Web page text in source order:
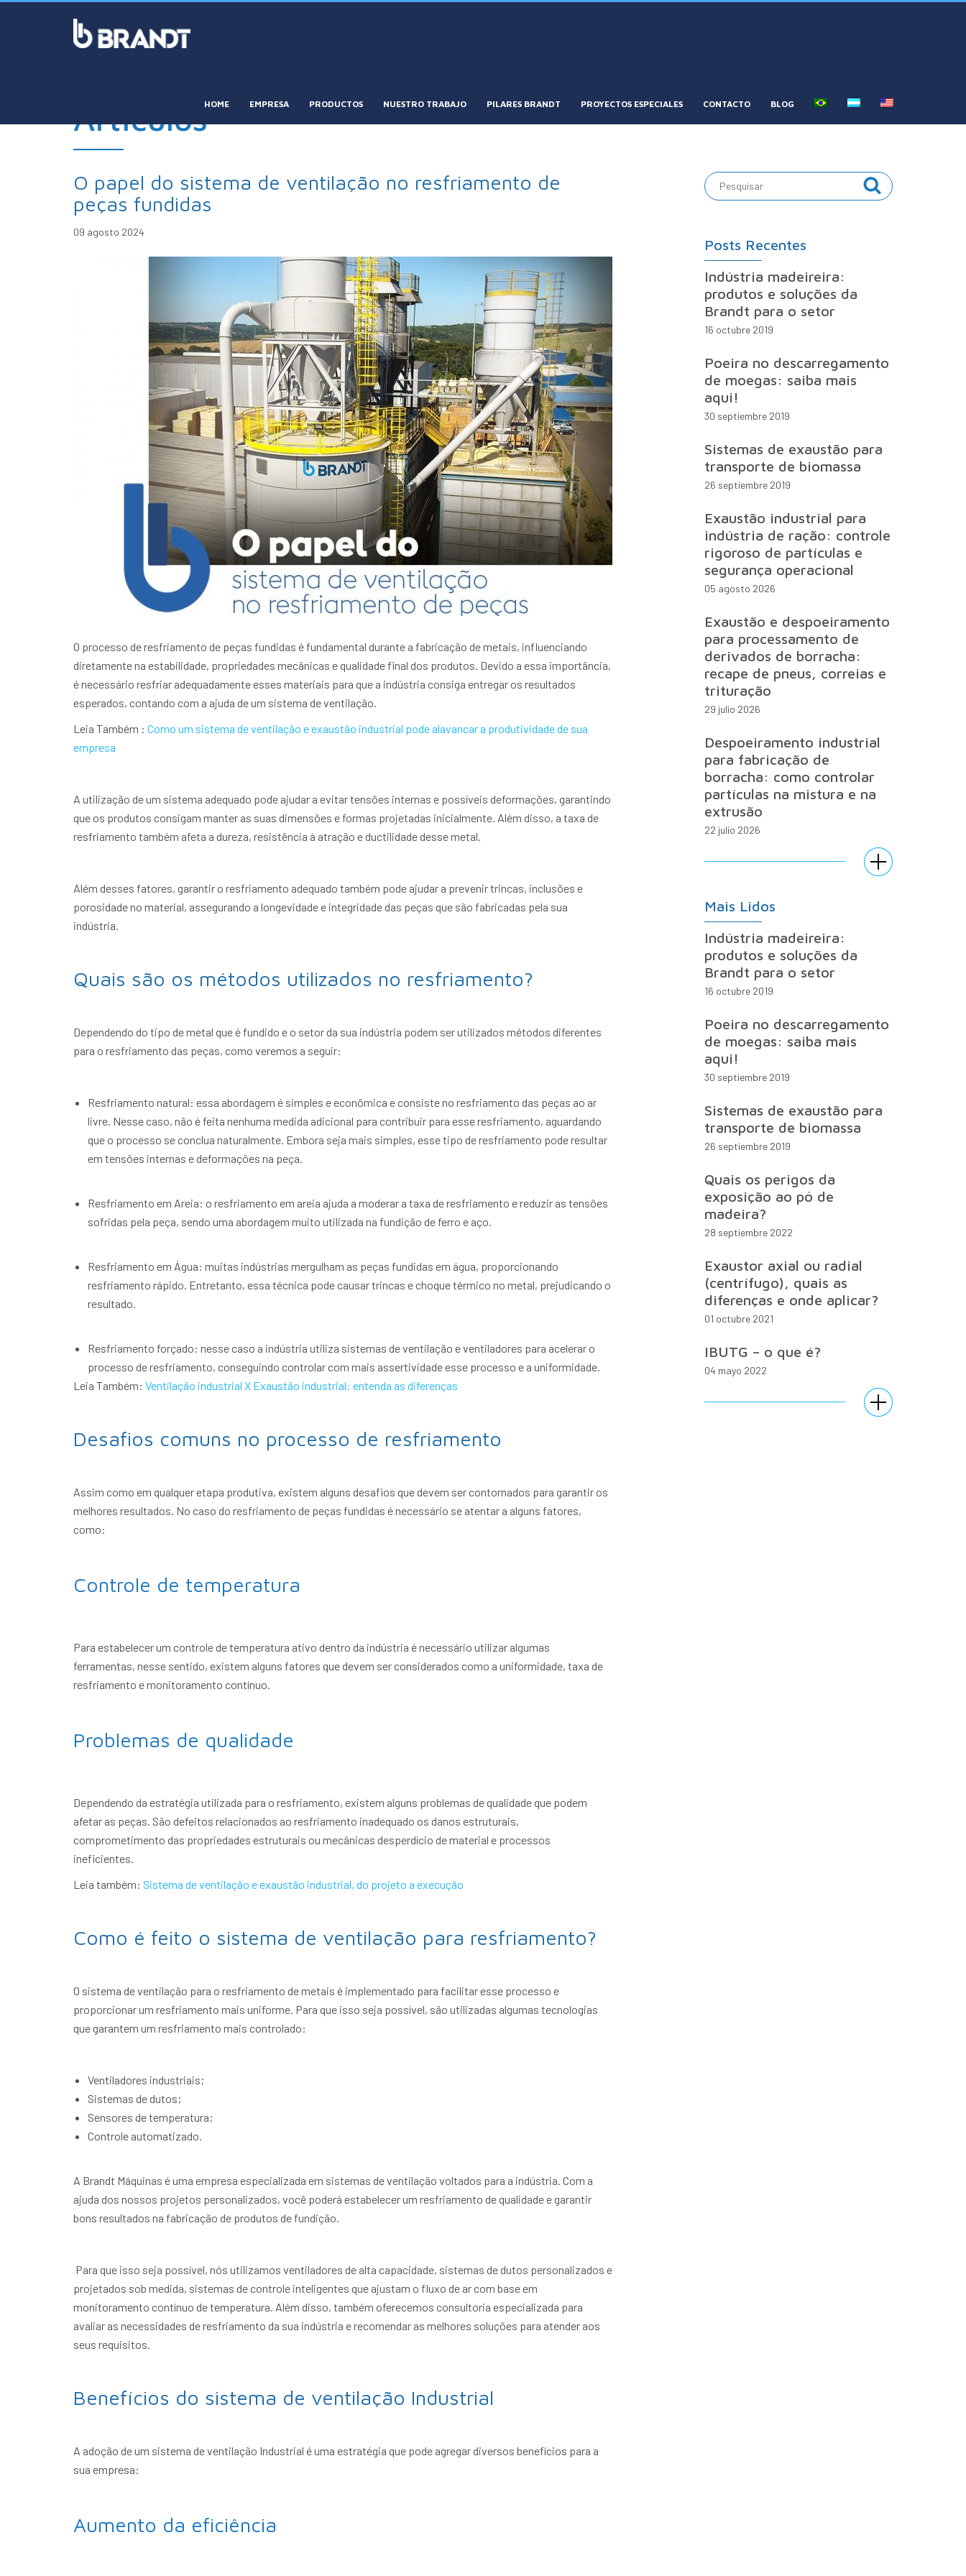
HOME EMPRESA PRODUCTOS NUESTRO TRABAJO PILARES BRANDT PROYECTOS ESPECIALES CONTACTO BLOG
Artículos
O papel do sistema de ventilação no resfriamento de
peças fundidas
09 agosto 2024
O processo de resfriamento de peças fundidas é fundamental durante a fabricação de metais, influenciando
diretamente na estabilidade, propriedades mecânicas e qualidade final dos produtos. Devido a essa importância,
é necessário resfriar adequadamente esses materiais para que a indústria consiga entregar os resultados
esperados, contando com a ajuda de um sistema de ventilação.
Leia Também : Como um sistema de ventilação e exaustão industrial pode alavancar a produtividade de sua
empresa
A utilização de um sistema adequado pode ajudar a evitar tensões internas e possíveis deformações, garantindo
que os produtos consigam manter as suas dimensões e formas projetadas inicialmente. Além disso, a taxa de
resfriamento também afeta a dureza, resistência à atração e ductilidade desse metal.
Além desses fatores, garantir o resfriamento adequado também pode ajudar a prevenir trincas, inclusões e
porosidade no material, assegurando a longevidade e integridade das peças que são fabricadas pela sua
indústria.
Quais são os métodos utilizados no resfriamento?
Dependendo do tipo de metal que é fundido e o setor da sua indústria podem ser utilizados métodos diferentes
para o resfriamento das peças, como veremos a seguir:
Resfriamento natural: essa abordagem é simples e econômica e consiste no resfriamento das peças ao ar
livre. Nesse caso, não é feita nenhuma medida adicional para contribuir para esse resfriamento, aguardando
que o processo se conclua naturalmente. Embora seja mais simples, esse tipo de resfriamento pode resultar
em tensões internas e deformações na peça.
Resfriamento em Areia: o resfriamento em areia ajuda a moderar a taxa de resfriamento e reduzir as tensões
sofridas pela peça, sendo uma abordagem muito utilizada na fundição de ferro e aço.
Resfriamento em Água: muitas indústrias mergulham as peças fundidas em água, proporcionando
resfriamento rápido. Entretanto, essa técnica pode causar trincas e choque térmico no metal, prejudicando o
resultado.
Resfriamento forçado: nesse caso a indústria utiliza sistemas de ventilação e ventiladores para acelerar o
processo de resfriamento, conseguindo controlar com mais assertividade esse processo e a uniformidade.
Leia Também: Ventilação industrial X Exaustão industrial: entenda as diferenças
Desafios comuns no processo de resfriamento
Assim como em qualquer etapa produtiva, existem alguns desafios que devem ser contornados para garantir os
melhores resultados. No caso do resfriamento de peças fundidas é necessário se atentar a alguns fatores,
como:
Controle de temperatura
Para estabelecer um controle de temperatura ativo dentro da indústria é necessário utilizar algumas
ferramentas, nesse sentido, existem alguns fatores que devem ser considerados como a uniformidade, taxa de
resfriamento e monitoramento contínuo.
Problemas de qualidade
Dependendo da estratégia utilizada para o resfriamento, existem alguns problemas de qualidade que podem
afetar as peças. São defeitos relacionados ao resfriamento inadequado os danos estruturais,
comprometimento das propriedades estruturais ou mecânicas desperdício de material e processos
ineficientes.
Leia também: Sistema de ventilação e exaustão industrial, do projeto a execução
Como é feito o sistema de ventilação para resfriamento?
O sistema de ventilação para o resfriamento de metais é implementado para facilitar esse processo e
proporcionar um resfriamento mais uniforme. Para que isso seja possível, são utilizadas algumas tecnologias
que garantem um resfriamento mais controlado:
Ventiladores industriais;
Sistemas de dutos;
Sensores de temperatura;
Controle automatizado.
A Brandt Máquinas é uma empresa especializada em sistemas de ventilação voltados para a indústria. Com a
ajuda dos nossos projetos personalizados, você poderá estabelecer um resfriamento de qualidade e garantir
bons resultados na fabricação de produtos de fundição.
Para que isso seja possível, nós utilizamos ventiladores de alta capacidade, sistemas de dutos personalizados e
projetados sob medida, sistemas de controle inteligentes que ajustam o fluxo de ar com base em
monitoramento contínuo de temperatura. Além disso, também oferecemos consultoria especializada para
avaliar as necessidades de resfriamento da sua indústria e recomendar as melhores soluções para atender aos
seus requisitos.
Benefícios do sistema de ventilação Industrial
A adoção de um sistema de ventilação Industrial é uma estratégia que pode agregar diversos benefícios para a
sua empresa:
Aumento da eficiência
Posts Recentes
Indústria madeireira:
produtos e soluções da
Brandt para o setor
16 octubre 2019
Poeira no descarregamento
de moegas: saiba mais
aqui!
30 septiembre 2019
Sistemas de exaustão para
transporte de biomassa
26 septiembre 2019
Exaustão industrial para
indústria de ração: controle
rigoroso de partículas e
segurança operacional
05 agosto 2026
Exaustão e despoeiramento
para processamento de
derivados de borracha:
recape de pneus, correias e
trituração
29 julio 2026
Despoeiramento industrial
para fabricação de
borracha: como controlar
partículas na mistura e na
extrusão
22 julio 2026
Mais Lidos
Indústria madeireira:
produtos e soluções da
Brandt para o setor
16 octubre 2019
Poeira no descarregamento
de moegas: saiba mais
aqui!
30 septiembre 2019
Sistemas de exaustão para
transporte de biomassa
26 septiembre 2019
Quais os perigos da
exposição ao pó de
madeira?
28 septiembre 2022
Exaustor axial ou radial
(centrífugo), quais as
diferenças e onde aplicar?
01 octubre 2021
IBUTG – o que é?
04 mayo 2022